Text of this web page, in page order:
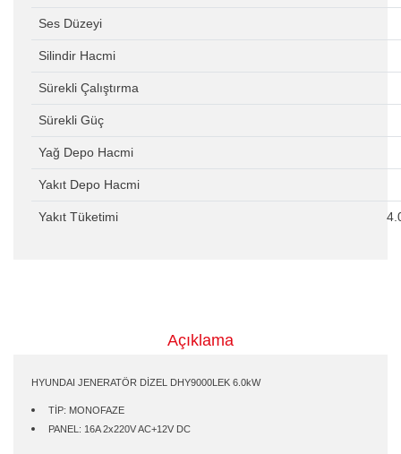
Ses Düzeyi
Silindir Hacmi
Sürekli Çalıştırma
Sürekli Güç
Yağ Depo Hacmi
Yakıt Depo Hacmi
Yakıt Tüketimi
Açıklama
HYUNDAI JENERATÖR DİZEL DHY9000LEK 6.0kW
TİP: MONOFAZE
PANEL: 16A 2x220V AC+12V DC